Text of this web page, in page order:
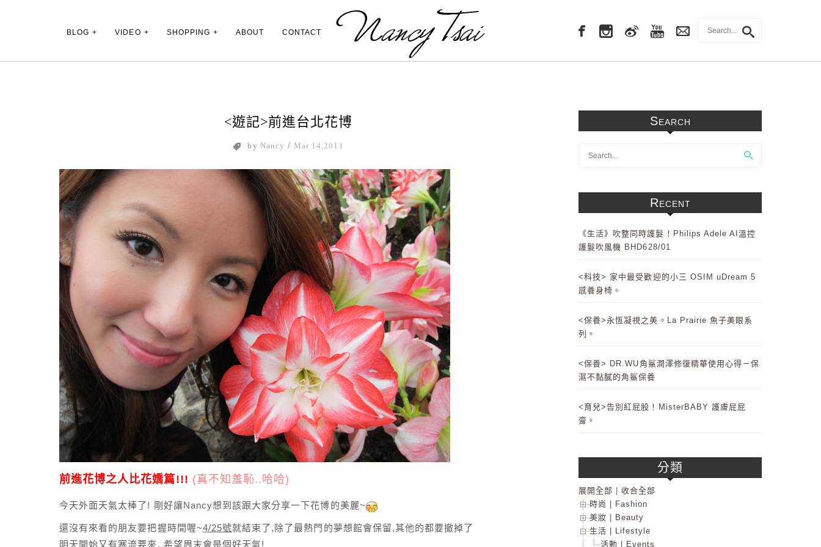
Main Menu
BLOG VIDEO SHOPPING ABOUT CONTACT
<遊記>前進台北花博
by Nancy / Mar 14,2011
前進花博之人比花嬌篇!!! (真不知羞恥..哈哈)
今天外面天氣太棒了! 剛好讓Nancy想到該跟大家分享一下花博的美麗~
還沒有來看的朋友要把握時間喔~4/25號就結束了,除了最熱門的夢想館會保留,其他的都要撤掉了
明天開始又有寒流要來, 希望周末會是個好天氣!
Search
Recent
《生活》吹整同時護髮！Philips Adele AI溫控
護髮吹風機 BHD628/01
<科技> 家中最受歡迎的小三 OSIM uDream 5
感養身椅。
<保養>永恆凝視之美。La Prairie 魚子美眼系
列。
<保養> DR.WU角鯊潤澤修復精華使用心得－保
濕不黏膩的角鯊保養
<育兒>告別紅屁股！MisterBABY 護膚屁屁
膏。
分類
展開全部
收合全部
時尚 | Fashion
美妝 | Beauty
生活 | Lifestyle
活動 | Events